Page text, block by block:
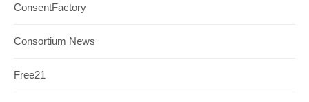
ConsentFactory
Consortium News
Free21